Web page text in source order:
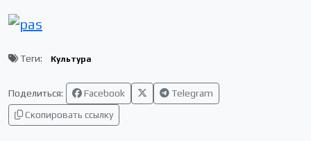
Теги: Культура
Поделиться: Facebook
Telegram
Скопировать ссылку